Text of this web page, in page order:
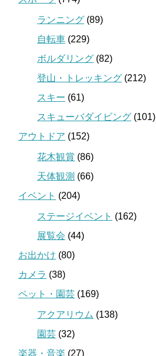
ランニング (89)
自転車 (229)
ボルダリング (82)
登山・トレッキング (212)
スキー (61)
スキューバダイビング (101)
アウトドア (152)
花木観賞 (86)
天体観測 (66)
イベント (204)
ステージイベント (162)
展覧会 (44)
お出かけ (80)
カメラ (38)
ペット・園芸 (169)
アクアリウム (138)
園芸 (32)
楽器・音楽 (27)